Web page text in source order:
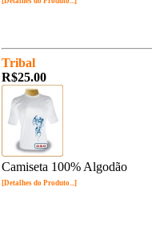
Tribal
R$25.00
Camiseta 100% Algodão
[Detalhes do Produto...]